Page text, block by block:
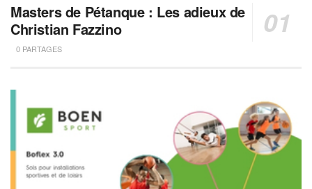
Masters de Pétanque : Les adieux de
Christian Fazzino
0 PARTAGES